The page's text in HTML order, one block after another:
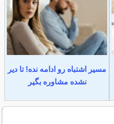
مسیر اشتباه رو ادامه نده! تا دیر
نشده مشاوره بگیر